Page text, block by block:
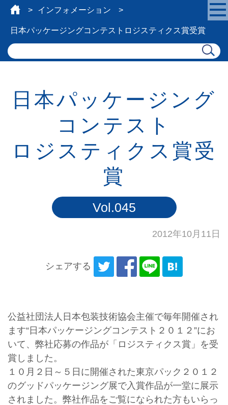
インフォメーション
日本パッケージングコンテスト ロジスティクス賞受賞
日本パッケージング
コンテスト
ロジスティクス賞受
賞
Vol.045
2012年10月11日
シェアする
公益社団法人日本包装技術協会主催で毎年開催され
ます“日本パッケージングコンテスト２０１２”にお
いて、弊社応募の作品が「ロジスティクス賞」を受
賞しました。
１０月２日～５日に開催された東京パック２０１２
のグッドパッケージング展で入賞作品が一堂に展示
されました。弊社作品をご覧になられた方もいらっ